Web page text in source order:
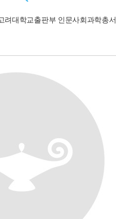
려대학교출판부 인문사회과학총서